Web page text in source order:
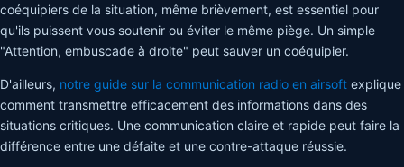
coéquipiers de la situation, même brièvement, est essentiel pour
qu'ils puissent vous soutenir ou éviter le même piège. Un simple
"Attention, embuscade à droite" peut sauver un coéquipier.
D'ailleurs, notre guide sur la communication radio en airsoft explique
comment transmettre efficacement des informations dans des
situations critiques. Une communication claire et rapide peut faire la
différence entre une défaite et une contre-attaque réussie.